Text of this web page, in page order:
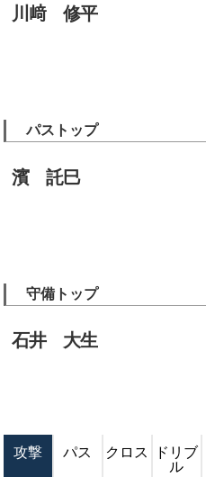
川﨑 修平
パストップ
濱 託巳
守備トップ
石井 大生
攻撃 パス クロス
ドリブ
ル